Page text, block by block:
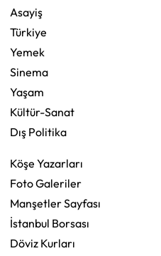
Asayiş
Türkiye
Yemek
Sinema
Yaşam
Kültür-Sanat
Dış Politika
Köşe Yazarları
Foto Galeriler
Manşetler Sayfası
İstanbul Borsası
Döviz Kurları